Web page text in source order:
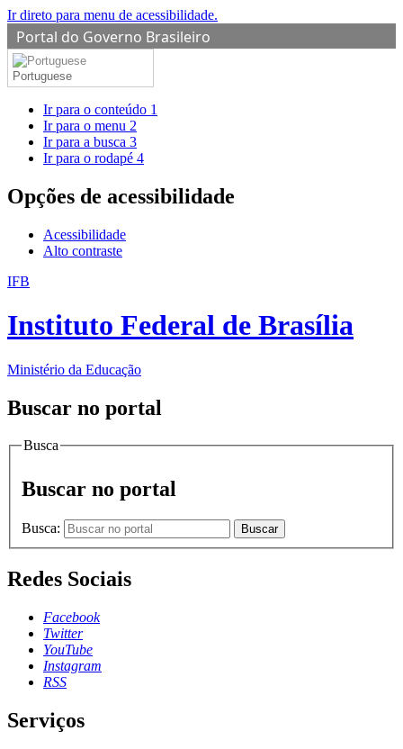
Ir direto para menu de acessibilidade.
Portal do Governo Brasileiro
Portuguese
Ir para o conteúdo 1
Ir para o menu 2
Ir para a busca 3
Ir para o rodapé 4
Opções de acessibilidade
Acessibilidade
Alto contraste
IFB
Instituto Federal de Brasília
Ministério da Educação
Buscar no portal
Busca
Buscar no portal
Busca: Buscar
Redes Sociais
Facebook
Twitter
YouTube
Instagram
RSS
Serviços